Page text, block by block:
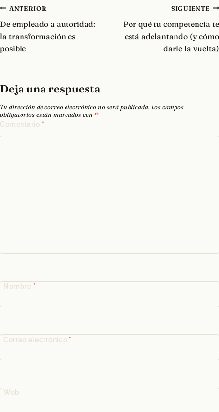
Navegación
de
entradas
ANTERIOR
De empleado a autoridad:
la transformación es
posible
SIGUIENTE
Por qué tu competencia te
está adelantando (y cómo
darle la vuelta)
Deja una respuesta
Tu dirección de correo electrónico no será publicada. Los campos
obligatorios están marcados con *
Comentario *
Nombre *
Correo electrónico *
Web